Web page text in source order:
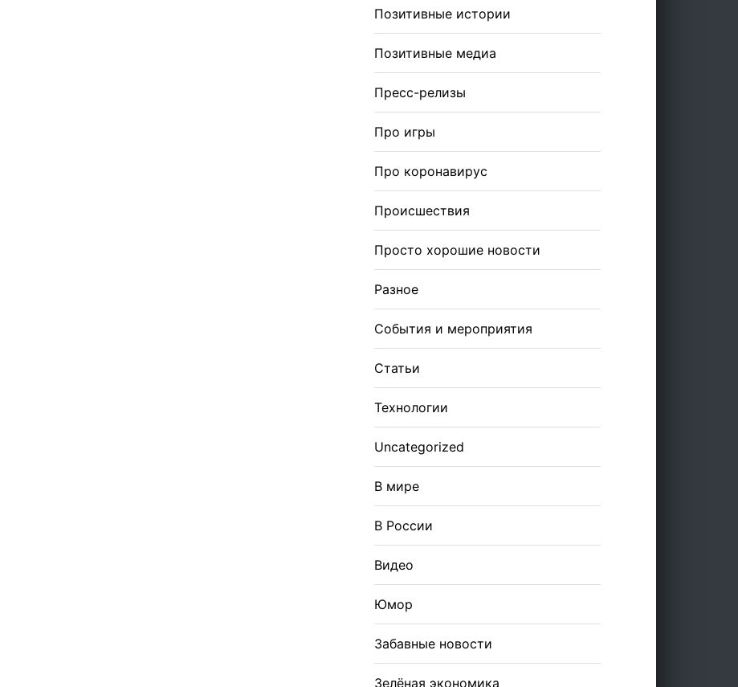
Позитивные истории
Позитивные медиа
Пресс-релизы
Про игры
Про коронавирус
Происшествия
Просто хорошие новости
Разное
События и мероприятия
Статьи
Технологии
Uncategorized
В мире
В России
Видео
Юмор
Забавные новости
Зелёная экономика